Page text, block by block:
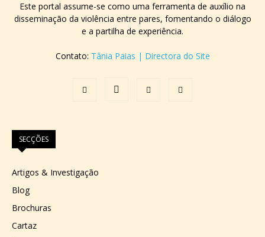
Este portal assume-se como uma ferramenta de auxílio na
disseminação da violência entre pares, fomentando o diálogo
e a partilha de experiência.
Contato: Tânia Paias | Directora do Site
SECÇÕES
Artigos & Investigação
Blog
Brochuras
Cartaz